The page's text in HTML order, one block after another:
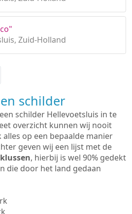
Zuid-Holland
schilder
schilder Hellevoetsluis in te
overzicht kunnen wij nooit
op een bepaalde manier
geven wij een lijst met de
, hierbij is wel 90% gedekt
die door het land gedaan